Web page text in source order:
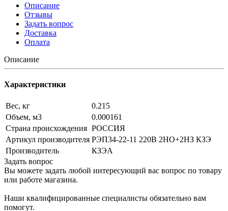
Описание
Отзывы
Задать вопрос
Доставка
Оплата
Описание
Характеристики
Вес, кг
0.215
Объем, м3
0.000161
Страна происхождения РОССИЯ
Артикул производителя РЭП34-22-11 220В 2НО+2НЗ КЗЭ
Производитель
КЗЭА
Задать вопрос
Вы можете задать любой интересующий вас вопрос по товару
или работе магазина.
Наши квалифицированные специалисты обязательно вам
помогут.